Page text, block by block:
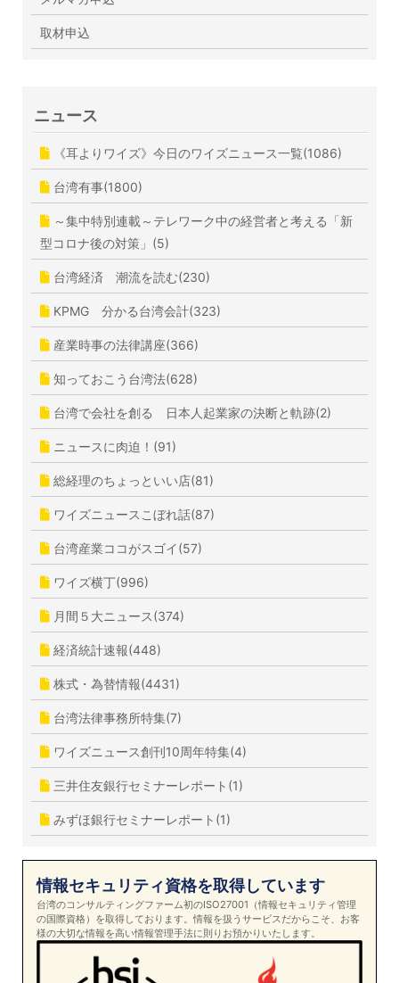
取材申込
ニュース
《耳よりワイズ》今日のワイズニュース一覧(1086)
台湾有事(1800)
～集中特別連載～テレワーク中の経営者と考える「新
型コロナ後の対策」(5)
台湾経済 潮流を読む(230)
KPMG 分かる台湾会計(323)
産業時事の法律講座(366)
知っておこう台湾法(628)
台湾で会社を創る 日本人起業家の決断と軌跡(2)
ニュースに肉迫！(91)
総経理のちょっといい店(81)
ワイズニュースこぼれ話(87)
台湾産業ココがスゴイ(57)
ワイズ横丁(996)
月間５大ニュース(374)
経済統計速報(448)
株式・為替情報(4431)
台湾法律事務所特集(7)
ワイズニュース創刊10周年特集(4)
三井住友銀行セミナーレポート(1)
みずほ銀行セミナーレポート(1)
情報セキュリティ資格を取得しています
台湾のコンサルティングファーム初のISO27001（情報セキュリティ管理
の国際資格）を取得しております。情報を扱うサービスだからこそ、お客
様の大切な情報を高い情報管理手法に則りお預かりいたします。